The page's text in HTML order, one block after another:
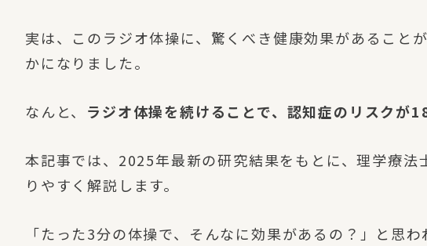
実は、このラジオ体操に、驚くべき健康効果があること
かになりました。
なんと、 ラジオ体操を続けることで、認知症のリスクが
本記事では、2025年最新の研究結果をもとに、理学療
りやすく解説します。
「たった3分の体操で、そんなに効果があるの？」と思